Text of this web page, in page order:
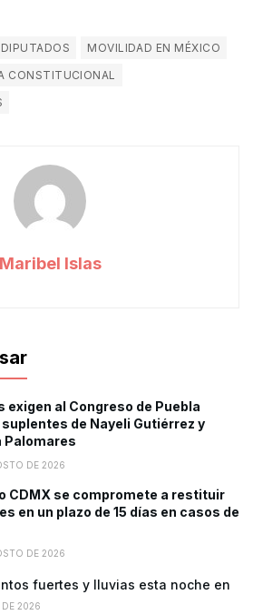
MOVILIDAD EN MÉXICO
CONSTITUCIONAL
Maribel Islas
exigen al Congreso de Puebla
de Nayeli Gutiérrez y
Palomares
DE 2026
CDMX se compromete a restituir
en un plazo de 15 días en casos de
DE 2026
fuertes y lluvias esta noche en
2026